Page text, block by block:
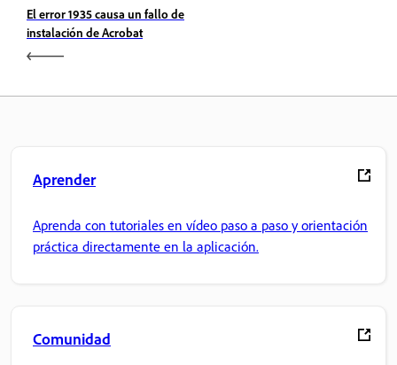
El error 1935 causa un fallo de
instalación de Acrobat
Aprender
Aprenda con tutoriales en vídeo paso a paso y orientación
práctica directamente en la aplicación.
Comunidad